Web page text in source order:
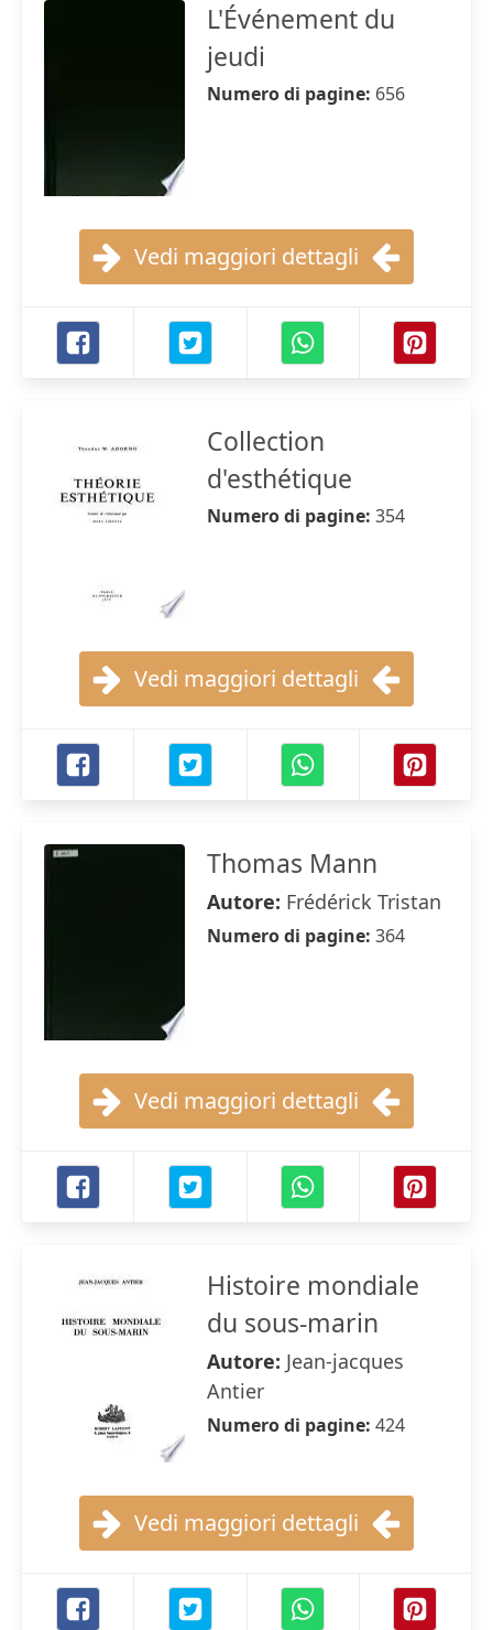
L'Événement du
jeudi
Numero di pagine: 656
Vedi maggiori dettagli
Collection
d'esthétique
Numero di pagine: 354
Vedi maggiori dettagli
Thomas Mann
Autore: Frédérick Tristan
Numero di pagine: 364
Vedi maggiori dettagli
Histoire mondiale
du sous-marin
Autore: Jean-jacques
Antier
Numero di pagine: 424
Vedi maggiori dettagli